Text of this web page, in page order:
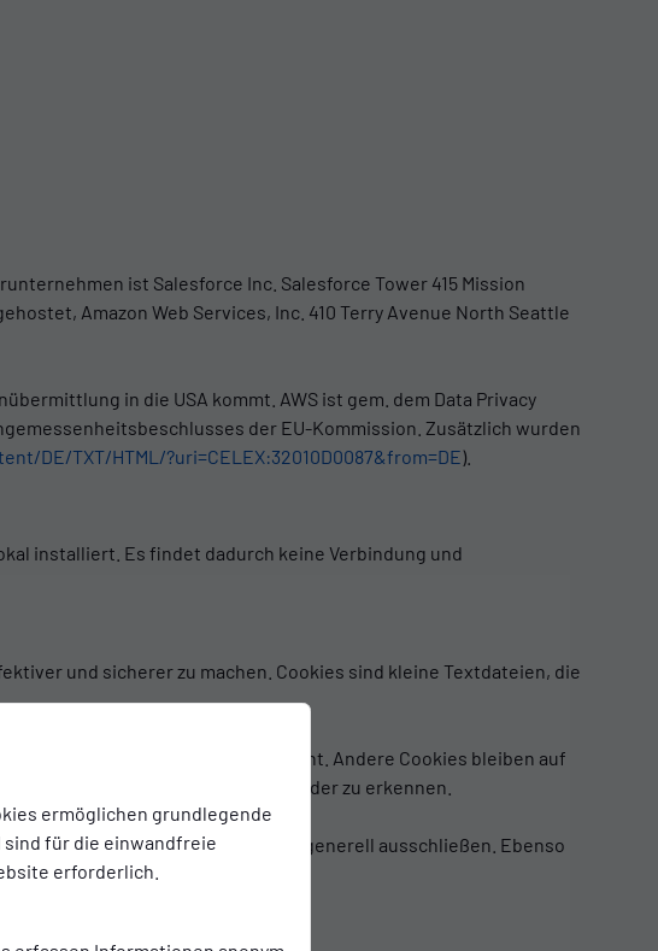
ermöglichen grundlegende
sind für die einwandfreie
erforderlich.
ist Salesforce Inc. Salesforce Tower 415 Mission
Amazon Web Services, Inc. 410 Terry Avenue North Seattle
in die USA kommt. AWS ist gem. dem Data Privacy
der EU-Kommission. Zusätzlich wurden
DE/TXT/HTML/?uri=CELEX:32010D0087&from=DE).
installiert. Es findet dadurch keine Verbindung und
und sicherer zu machen. Cookies sind kleine Textdateien, die
Ihres Besuchs automatisch gelöscht. Andere Cookies bleiben auf
beim nächsten Besuch wieder zu erkennen.
nur im Einzelfall erlauben oder generell ausschließen. Ebenso